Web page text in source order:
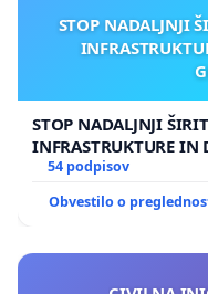
STOP NADALJNJI
STOP NADALJNJI
INFRASTRUKTURE
GRADIŠČAKU
54 podpisov
Obvestilo o